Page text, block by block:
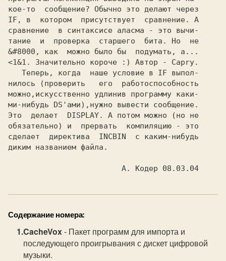
кое-то  сообщение? Обычно это делают через
IF, в  котором  присутствует  сравнение. А
сравнение  в синтаксисе аласма - это вычи-
тание  и  проверка  старшего  бита. Но  не
&#8000, как  можно было бы  подумать, а...
<1&1. Значительно короче :) Автор - Capry.
   Теперь, когда  наше условие в
IF выпол-
нилось (проверить   его  работоспособность
можно,искусственно удлинив программу каки-
ми-нибудь DS'ами),нужно вывести сообщение.
Это  делает DISPLAY. А потом можно (но не
обязательно) и  прервать  компиляцию - это
сделает  директива INCBIN
с каким-нибудь
диким названием файла.
                        А. Кодер 08.03.04
Содержание номера:
CacheVox- Пакет программ для импорта и
последующего проигрывания с дискет цифровой
музыки.